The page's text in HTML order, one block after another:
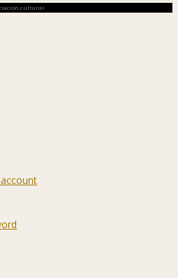
cultural